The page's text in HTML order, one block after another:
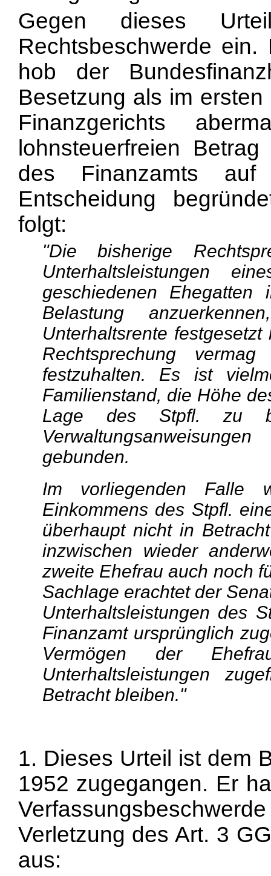
Gegen dieses
Rechtsbeschwerde
hob der
Besetzung als im
Finanzgerichts
lohnsteuerfreien
des Finanzamts
Entscheidung
folgt:
"Die bisherige
Unterhaltsleistungen
geschiedenen
Belastung
Unterhaltsrente
Rechtsprechung
festzuhalten. Es ist
Familienstand, die Höhe
Lage des Stpfl. zu
gebunden.
Im vorliegenden Falle
Einkommens des Stpfl.
überhaupt nicht in
inzwischen wieder
zweite Ehefrau auch noch
Sachlage erachtet der
Unterhaltsleistungen des
Finanzamt ursprünglich
Vermögen der
Unterhaltsleistungen
Betracht bleiben."
1. Dieses Urteil ist dem
1952 zugegangen. Er
Verletzung des Art. 3
aus: